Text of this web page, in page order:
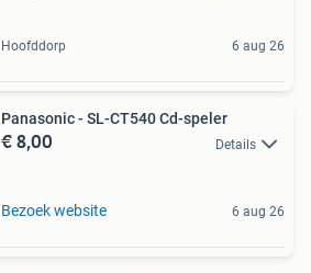
Hoofddorp 6 aug 26
Panasonic - SL-CT540 Cd-speler
€ 8,00 Details
Bezoek website 6 aug 26